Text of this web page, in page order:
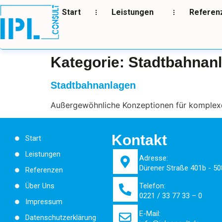
Start Leistungen
Kategorie:
Stadtbahnanlagen
Außergewöhnliche Konzeptionen für
Start
Leistungen
Referenzen
Über Uns
Impressum
Datenschutzerklärung
Kontakt
Adresse:
Dürener Straße 401b -
Telefon:
0221 / 33 77 33 – 0
E-Mail: